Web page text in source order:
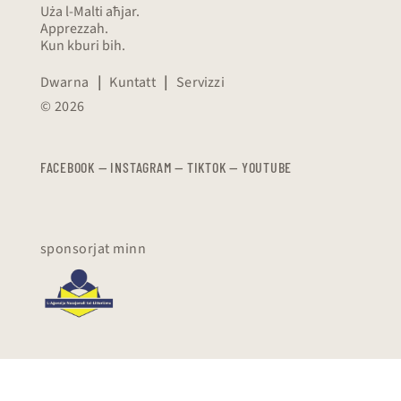
Uża l-Malti aħjar.
Apprezzah.
Kun kburi bih.
Dwarna | Kuntatt | Servizzi
© 2026
FACEBOOK — INSTAGRAM — TIKTOK — YOUTUBE
sponsorjat minn